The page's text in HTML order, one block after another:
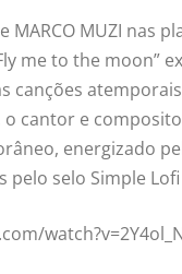
MARCO MUZI nas
me to the moon”
canções
cantor e
energizado
pelo selo Simple